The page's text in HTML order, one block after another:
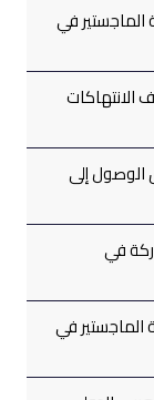
في
إلى
في
الماجستير في